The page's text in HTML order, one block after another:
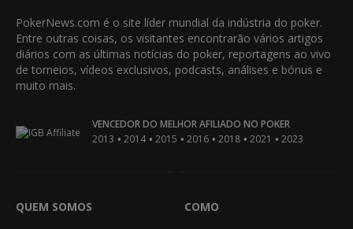
PokerNews.com é o site líder mundial da indústria do poker.
Entre outras coisas, os visitantes encontrarão vários artigos
diários com as últimas notícias do poker, reportagens ao vivo
de torneios, vídeos exclusivos, podcasts, análises e bónus e
muito mais.
VENCEDOR DO MELHOR AFILIADO NO POKER
2013 • 2014 • 2015 • 2016 • 2018 • 2021 • 2023
QUEM SOMOS COMO